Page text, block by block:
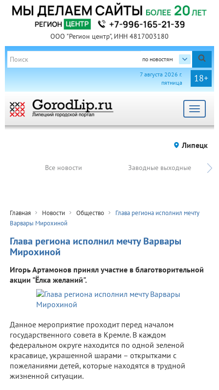
ООО "Регион центр", ИНН 4817003180
по новостям
18+
7 августа 2026 г.
пятница
Toggle
Липецк
Все новости Заводные выходные
Главная Новости Общество
Глава региона исполнил мечту
Варвары Мирохиной
Глава региона исполнил мечту Варвары
Мирохиной
Игорь Артамонов принял участие в благотворительной
акции "Ёлка желаний".
Данное мероприятие проходит перед началом
государственного совета в Кремле. В каждом
федеральном округе находится по одной зеленой
красавице, украшенной шарами – открытками с
пожеланиями детей, которые находятся в трудной
жизненной ситуации.